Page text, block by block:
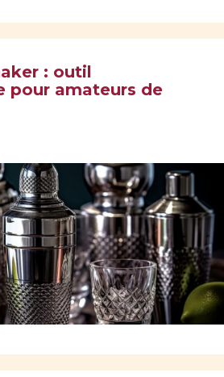
: outil
pour amateurs de